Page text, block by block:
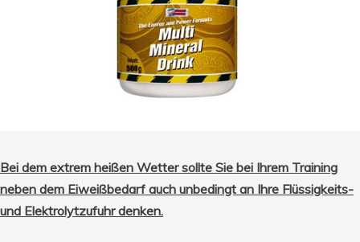
Bei dem extrem heißen Wetter sollte Sie bei Ihrem Training
neben dem Eiweißbedarf auch unbedingt an Ihre Flüssigkeits-
und Elektrolytzufuhr denken.